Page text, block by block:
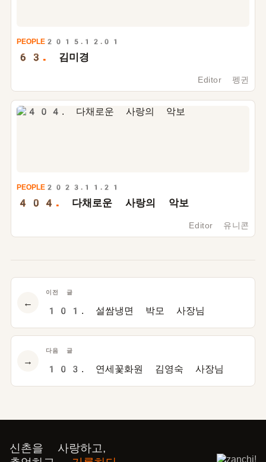
PEOPLE 2015.12.01
63. 김미경
Editor 펭귄
PEOPLE 2023.11.21
404. 다채로운 사랑의 악보
Editor 유니콘
←
이전 글
101. 설쌈냉면 박모 사장님
다음 글
103. 연세꽃화원 김영숙 사장님
→
신촌을 사랑하고,